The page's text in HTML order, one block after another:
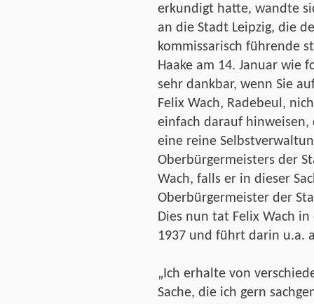
erkundigt hatte, wandte
an die Stadt Leipzig, die
kommissarisch führende
Haake am 14. Januar wie
sehr dankbar, wenn Sie
Felix Wach, Radebeul,
einfach darauf hinweisen,
eine reine
Oberbürgermeisters der
Wach, falls er in dieser
Oberbürgermeister der
Dies nun tat Felix Wach
1937 und führt darin u.a.
„Ich erhalte von
Sache, die ich gern